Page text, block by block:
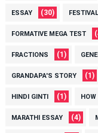
ESSAY (30) FESTIVAL
FORMATIVE MEGA TEST
FRACTIONS (1)
GRANDAPA'S STORY (1)
HINDI GINTI (1)
MARATHI ESSAY (4)